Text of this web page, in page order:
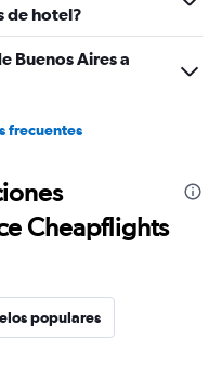
de hotel?
Buenos Aires a
frecuentes
Cheapflights
populares